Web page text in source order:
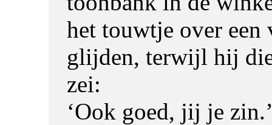
het touwtje over een
glijden, terwijl hij
zei:
‘Ook goed, jij je